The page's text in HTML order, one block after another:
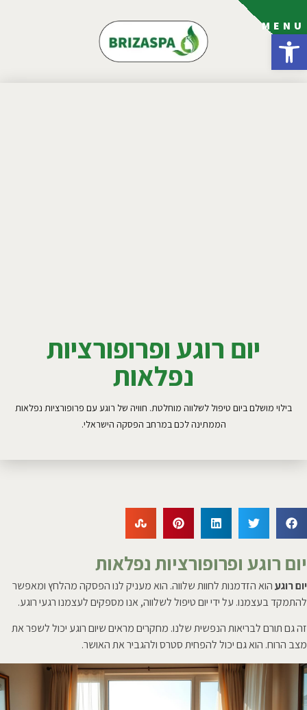
פתח סרגל נגישות
MENU
יום רוגע ופרופורציות
נפלאות
בילוי מושלם ביום טיפול לשלווה מוחלטת. חוויה של רוגע עם פרופורציות נפלאות
הממתינה לכם במרחב הפסקה הישראלי.
יום רוגע ופרופורציות נפלאות
יום רוגעהוא הזדמנות לחוות שלווה. הוא מעניק לנו הפסקה מהלחץ ומאפשר
להתמקד בעצמנו. על ידי יום טיפול לשלווה, אנו מספקים לעצמנו רגעי רוגע.
זה גם תורם לבריאות הנפשית שלנו. מחקרים מראים שיום רוגע יכול לשפר את
מצב הרוח. הוא גם יכול להפחית סטרס ולהגביר את האושר.